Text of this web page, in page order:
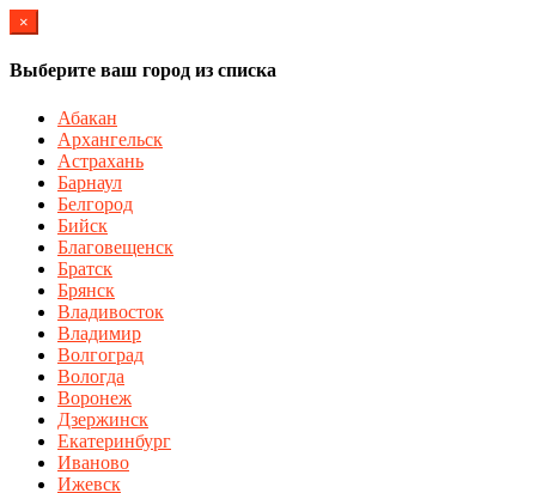
×
Выберите ваш город из списка
Абакан
Архангельск
Астрахань
Барнаул
Белгород
Бийск
Благовещенск
Братск
Брянск
Владивосток
Владимир
Волгоград
Вологда
Воронеж
Дзержинск
Екатеринбург
Иваново
Ижевск